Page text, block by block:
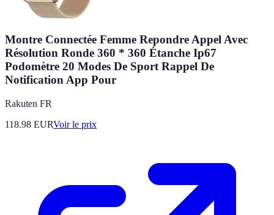
Montre Connectée Femme Repondre Appel Avec
Résolution Ronde 360 * 360 Étanche Ip67
Podomètre 20 Modes De Sport Rappel De
Notification App Pour
Rakuten FR
118.98 EURVoir le prix